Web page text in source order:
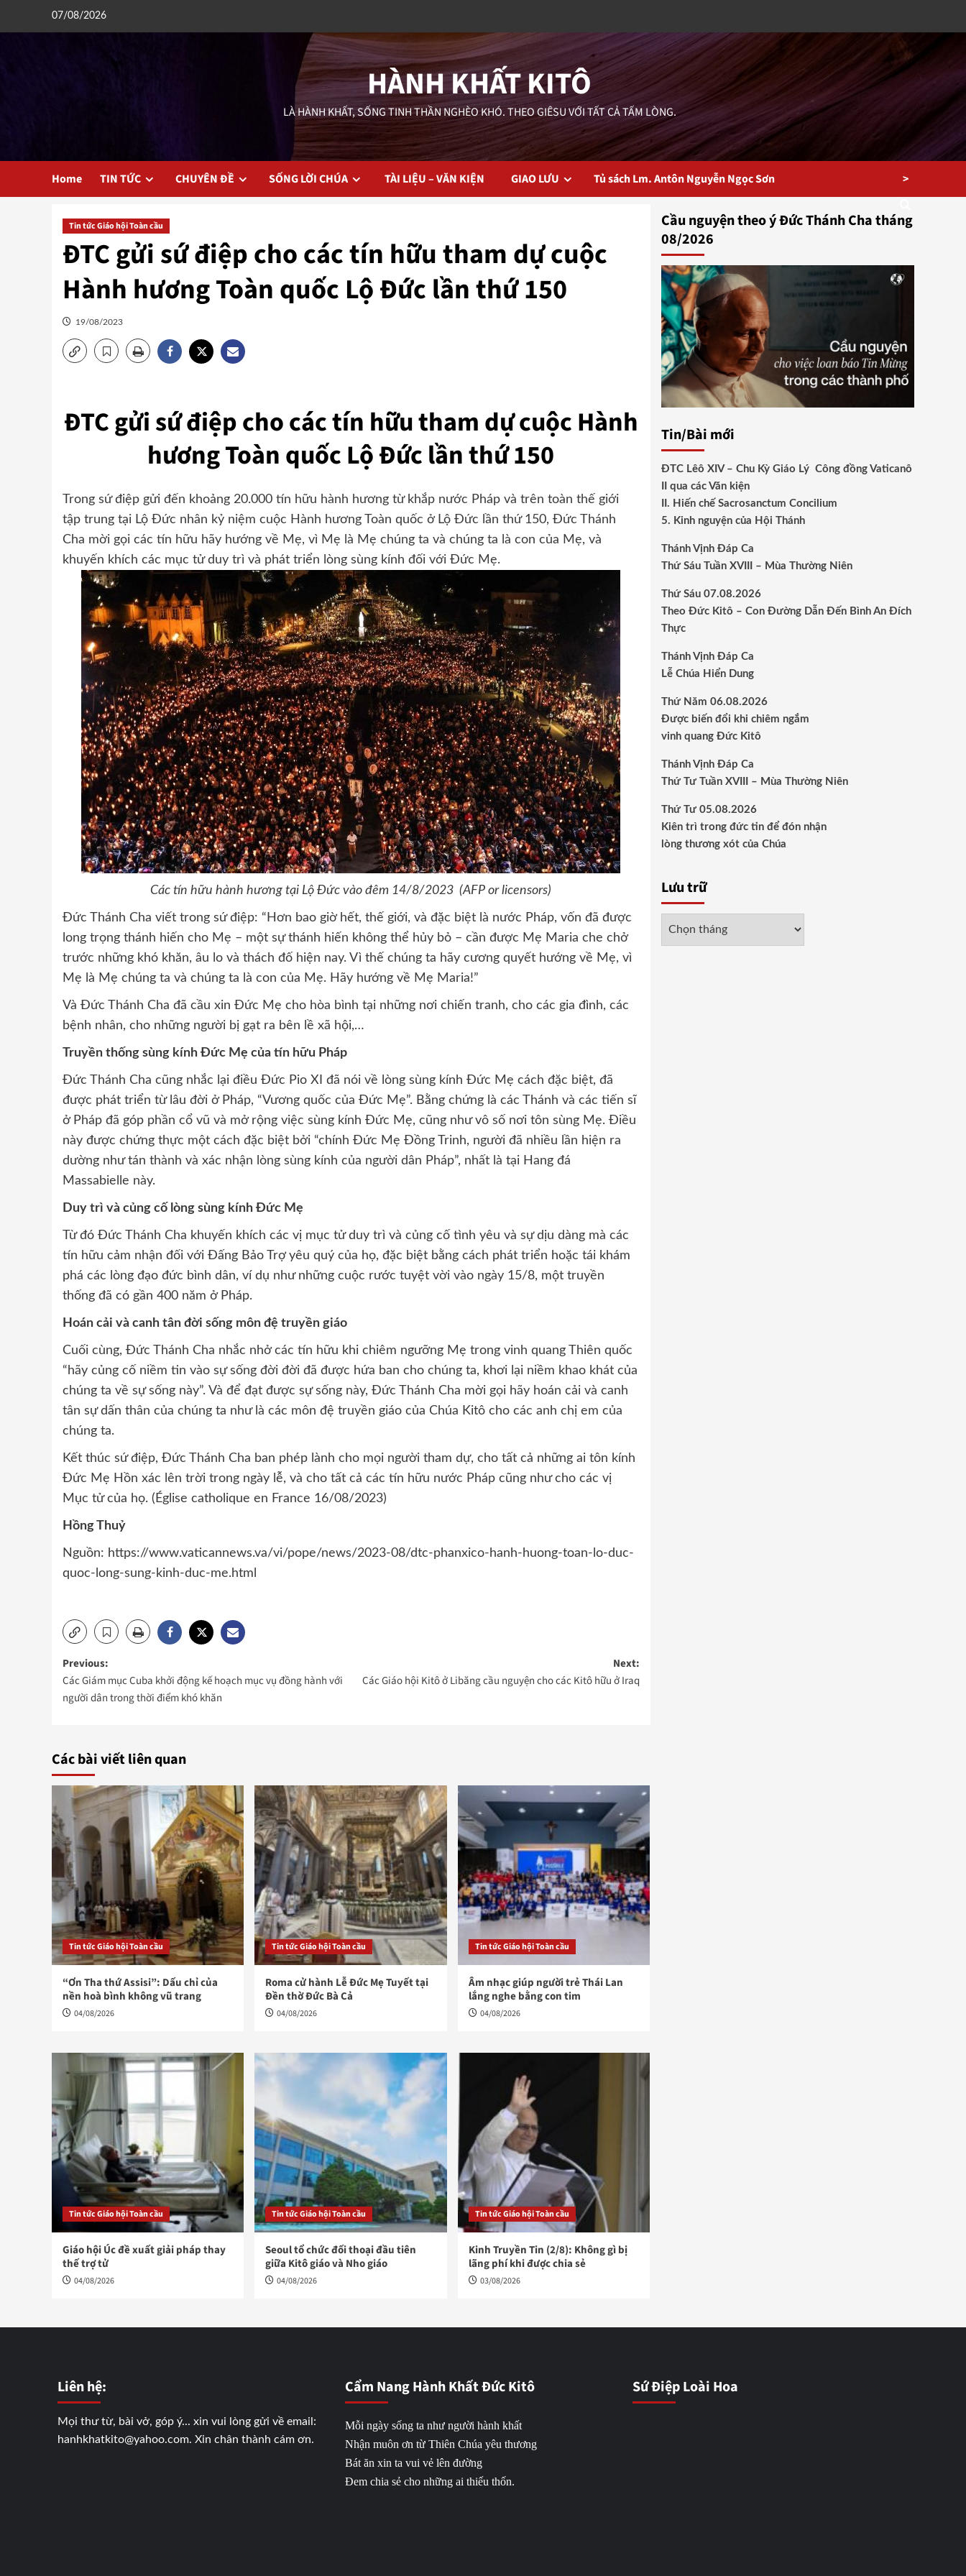
07/08/2026
HÀNH KHẤT KITÔ
LÀ HÀNH KHẤT, SỐNG TINH THẦN NGHÈO KHÓ. THEO GIÊSU VỚI TẤT CẢ TẤM LÒNG.
Home TIN TỨC CHUYÊN ĐỀ SỐNG LỜI CHÚA TÀI LIỆU – VĂN KIỆN GIAO LƯU Tủ sách Lm. Antôn Nguyễn Ngọc Sơn >
Tin tức Giáo hội Toàn cầu
ĐTC gửi sứ điệp cho các tín hữu tham dự cuộc
Hành hương Toàn quốc Lộ Đức lần thứ 150
19/08/2023
ĐTC gửi sứ điệp cho các tín hữu tham dự cuộc Hành
hương Toàn quốc Lộ Đức lần thứ 150
Trong sứ điệp gửi đến khoảng 20.000 tín hữu hành hương từ khắp nước Pháp và trên toàn thế giới
tập trung tại Lộ Đức nhân kỷ niệm cuộc Hành hương Toàn quốc ở Lộ Đức lần thứ 150, Đức Thánh
Cha mời gọi các tín hữu hãy hướng về Mẹ, vì Mẹ là Mẹ chúng ta và chúng ta là con của Mẹ, và
khuyến khích các mục tử duy trì và phát triển lòng sùng kính đối với Đức Mẹ.
Các tín hữu hành hương tại Lộ Đức vào đêm 14/8/2023 (AFP or licensors)
Đức Thánh Cha viết trong sứ điệp: “Hơn bao giờ hết, thế giới, và đặc biệt là nước Pháp, vốn đã được
long trọng thánh hiến cho Mẹ – một sự thánh hiến không thể hủy bỏ – cần được Mẹ Maria che chở
trước những khó khăn, âu lo và thách đố hiện nay. Vì thế chúng ta hãy cương quyết hướng về Mẹ, vì
Mẹ là Mẹ chúng ta và chúng ta là con của Mẹ. Hãy hướng về Mẹ Maria!”
Và Đức Thánh Cha đã cầu xin Đức Mẹ cho hòa bình tại những nơi chiến tranh, cho các gia đình, các
bệnh nhân, cho những người bị gạt ra bên lề xã hội,…
Truyền thống sùng kính Đức Mẹ của tín hữu Pháp
Đức Thánh Cha cũng nhắc lại điều Đức Pio XI đã nói về lòng sùng kính Đức Mẹ cách đặc biệt, đã
được phát triển từ lâu đời ở Pháp, “Vương quốc của Đức Mẹ”. Bằng chứng là các Thánh và các tiến sĩ
ở Pháp đã góp phần cổ vũ và mở rộng việc sùng kính Đức Mẹ, cũng như vô số nơi tôn sùng Mẹ. Điều
này được chứng thực một cách đặc biệt bởi “chính Đức Mẹ Đồng Trinh, người đã nhiều lần hiện ra
dường như tán thành và xác nhận lòng sùng kính của người dân Pháp”, nhất là tại Hang đá
Massabielle này.
Duy trì và củng cố lòng sùng kính Đức Mẹ
Từ đó Đức Thánh Cha khuyến khích các vị mục tử duy trì và củng cố tình yêu và sự dịu dàng mà các
tín hữu cảm nhận đối với Đấng Bảo Trợ yêu quý của họ, đặc biệt bằng cách phát triển hoặc tái khám
phá các lòng đạo đức bình dân, ví dụ như những cuộc rước tuyệt vời vào ngày 15/8, một truyền
thống đã có gần 400 năm ở Pháp.
Hoán cải và canh tân đời sống môn đệ truyền giáo
Cuối cùng, Đức Thánh Cha nhắc nhở các tín hữu khi chiêm ngưỡng Mẹ trong vinh quang Thiên quốc
“hãy củng cố niềm tin vào sự sống đời đời đã được hứa ban cho chúng ta, khơi lại niềm khao khát của
chúng ta về sự sống này”. Và để đạt được sự sống này, Đức Thánh Cha mời gọi hãy hoán cải và canh
tân sự dấn thân của chúng ta như là các môn đệ truyền giáo của Chúa Kitô cho các anh chị em của
chúng ta.
Kết thúc sứ điệp, Đức Thánh Cha ban phép lành cho mọi người tham dự, cho tất cả những ai tôn kính
Đức Mẹ Hồn xác lên trời trong ngày lễ, và cho tất cả các tín hữu nước Pháp cũng như cho các vị
Mục tử của họ. (Église catholique en France 16/08/2023)
Hồng Thuỷ
Nguồn: https://www.vaticannews.va/vi/pope/news/2023-08/dtc-phanxico-hanh-huong-toan-lo-duc-
quoc-long-sung-kinh-duc-me.html
Post
navigation
Previous:
Các Giám mục Cuba khởi động kế hoạch mục vụ đồng hành với
người dân trong thời điểm khó khăn
Next:
Các Giáo hội Kitô ở Libăng cầu nguyện cho các Kitô hữu ở Iraq
Các bài viết liên quan
Tin tức Giáo hội Toàn cầu
“Ơn Tha thứ Assisi”: Dấu chỉ của
nền hoà bình không vũ trang
04/08/2026
Tin tức Giáo hội Toàn cầu
Roma cử hành Lễ Đức Mẹ Tuyết tại
Đền thờ Đức Bà Cả
04/08/2026
Tin tức Giáo hội Toàn cầu
Âm nhạc giúp người trẻ Thái Lan
lắng nghe bằng con tim
04/08/2026
Tin tức Giáo hội Toàn cầu
Giáo hội Úc đề xuất giải pháp thay
thế trợ tử
04/08/2026
Tin tức Giáo hội Toàn cầu
Seoul tổ chức đối thoại đầu tiên
giữa Kitô giáo và Nho giáo
04/08/2026
Tin tức Giáo hội Toàn cầu
Kinh Truyền Tin (2/8): Không gì bị
lãng phí khi được chia sẻ
03/08/2026
Cầu nguyện theo ý Đức Thánh Cha tháng
08/2026
Tin/Bài mới
ĐTC Lêô XIV – Chu Kỳ Giáo Lý Công đồng Vaticanô
II qua các Văn kiện
II. Hiến chế Sacrosanctum Concilium
5. Kinh nguyện của Hội Thánh
Thánh Vịnh Đáp Ca
Thứ Sáu Tuần XVIII – Mùa Thường Niên
Thứ Sáu 07.08.2026
Theo Đức Kitô – Con Đường Dẫn Đến Bình An Đích
Thực
Thánh Vịnh Đáp Ca
Lễ Chúa Hiển Dung
Thứ Năm 06.08.2026
Được biến đổi khi chiêm ngắm
vinh quang Đức Kitô
Thánh Vịnh Đáp Ca
Thứ Tư Tuần XVIII – Mùa Thường Niên
Thứ Tư 05.08.2026
Kiên trì trong đức tin để đón nhận
lòng thương xót của Chúa
Lưu trữ
Liên hệ:
Mọi thư từ, bài vở, góp ý... xin vui lòng gửi về email:
hanhkhatkito@yahoo.com. Xin chân thành cám ơn.
Cẩm Nang Hành Khất Đức Kitô
Mỗi ngày sống ta như người hành khất
Nhận muôn ơn từ Thiên Chúa yêu thương
Bát ăn xin ta vui vẻ lên đường
Đem chia sẻ cho những ai thiếu thốn.
Sứ Điệp Loài Hoa